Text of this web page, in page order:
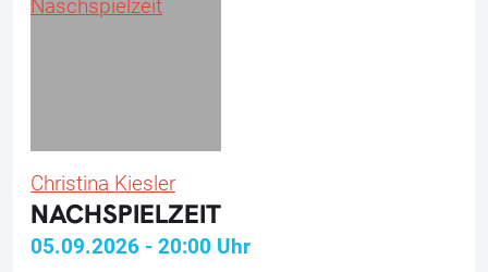
Christina Kiesler
NACHSPIELZEIT
05.09.2026 - 20:00 Uhr